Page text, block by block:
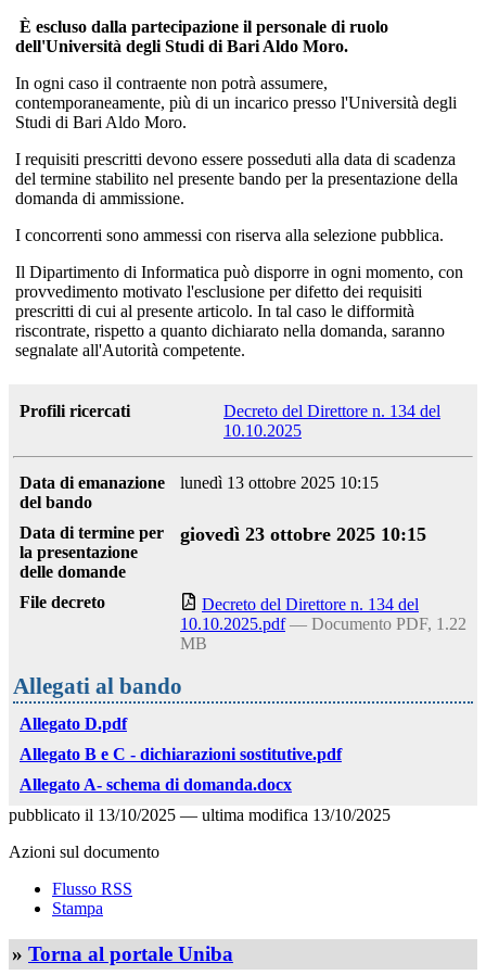
È escluso dalla partecipazione il personale di ruolo
dell'Università degli Studi di Bari Aldo Moro.
In ogni caso il contraente non potrà assumere,
contemporaneamente, più di un incarico presso l'Università degli
Studi di Bari Aldo Moro.
I requisiti prescritti devono essere posseduti alla data di scadenza
del termine stabilito nel presente bando per la presentazione della
domanda di ammissione.
I concorrenti sono ammessi con riserva alla selezione pubblica.
Il Dipartimento di Informatica può disporre in ogni momento, con
provvedimento motivato l'esclusione per difetto dei requisiti
prescritti di cui al presente articolo. In tal caso le difformità
riscontrate, rispetto a quanto dichiarato nella domanda, saranno
segnalate all'Autorità competente.
Profili ricercati
Decreto del Direttore n. 134 del
10.10.2025
Data di emanazione
del bando
lunedì 13 ottobre 2025 10:15
Data di termine per
la presentazione
delle domande
giovedì 23 ottobre 2025 10:15
File decreto
Decreto del Direttore n. 134 del
10.10.2025.pdf — Documento PDF, 1.22
MB
Allegati al bando
Allegato D.pdf
Allegato B e C - dichiarazioni sostitutive.pdf
Allegato A- schema di domanda.docx
pubblicato il 13/10/2025 — ultima modifica 13/10/2025
Azioni sul documento
Flusso RSS
Stampa
» Torna al portale Uniba